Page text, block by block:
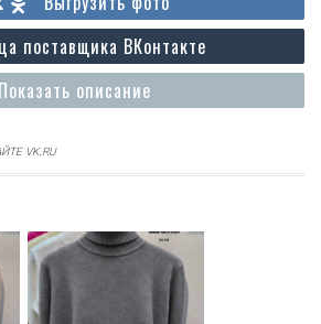
Показать описание
поставщика ВКонтакте
vk.ru